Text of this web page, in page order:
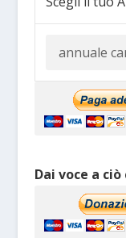
Dai voce a